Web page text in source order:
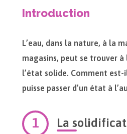
Introduction
L’eau, dans la nature, à la
magasins, peut se trouver
l’état solide. Comment est-
puisse passer d’un état à
La